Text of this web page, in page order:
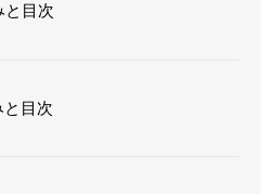
と目次
と目次